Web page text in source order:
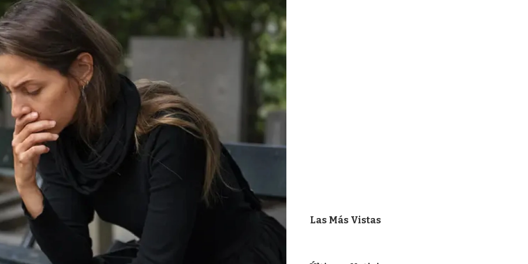
Las Más Vistas